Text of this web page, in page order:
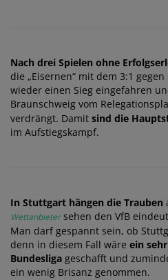
Nach drei Spielen ohne
die „Eisernen“ mit dem 3:1
wieder einen Sieg eingefahren
Braunschweig vom
verdrängt. Damit sind die
im Aufstiegskampf.
In Stuttgart hängen die Trauben
Wettanbietersehen den VfB
Man darf gespannt sein, ob
denn in diesem Fall wäre ein
Bundesliga geschafft und
ein wenig Brisanz genommen.